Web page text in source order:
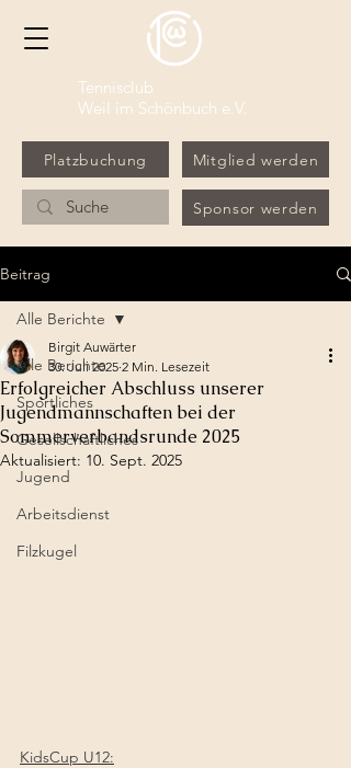
Tennisclub
Weil im Schönbuch e.V.
Platzbuchung Mitglied werden
Sponsor werden
Beitrag
Alle Berichte
Sportliches
Gesellschaftliches
Jugend
Arbeitsdienst
Filzkugel
Alle Berichte
Erfolgreicher Abschluss unserer
Jugendmannschaften bei der
Sommerverbandsrunde 2025
Birgit Auwärter
30. Juli 2025 2 Min. Lesezeit
Aktualisiert: 10. Sept. 2025
KidsCup U12: